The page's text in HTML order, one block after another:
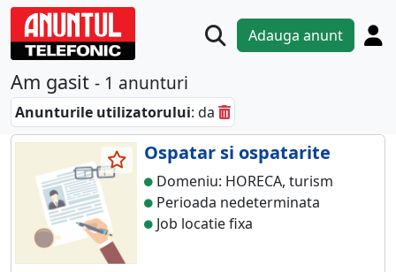
Adauga anunt
Am gasit - 1 anunturi
Anunturile utilizatorului: da
Ospatar si ospatarite
Domeniu: HORECA, turism
Perioada nedeterminata
Job locatie fixa